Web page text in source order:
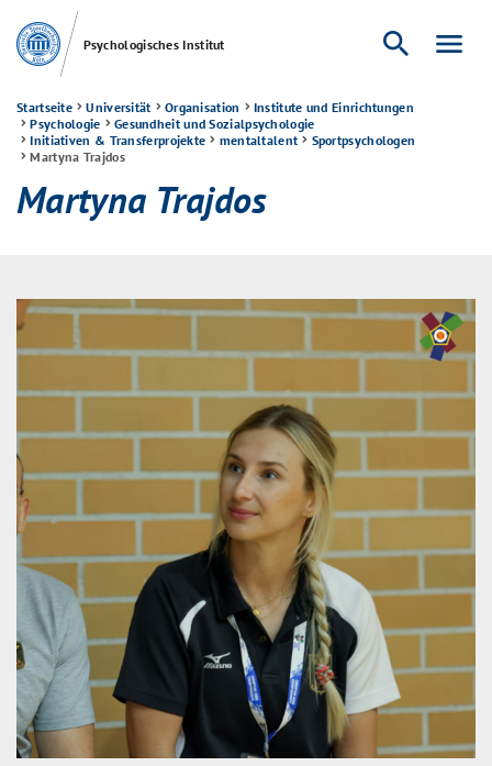
Psychologisches Institut search menu
Startseite Universität Organisation
Institute und Einrichtungen
Psychologie
Gesundheit und Sozialpsychologie
Initiativen & Transferprojekte
mentaltalent
Sportpsychologen
Martyna Trajdos
Martyna Trajdos